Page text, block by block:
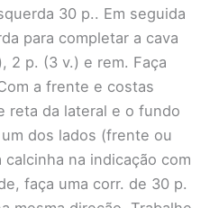
30 p.. Em seguida
para completar a cava
2 p. (3 v.) e rem. Faça
a frente e costas
reta da lateral e o fundo
dos lados (frente ou
na indicação com
faça uma corr. de 30 p.